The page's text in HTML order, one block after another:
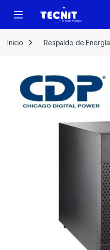
Inicio Respaldo de Energía